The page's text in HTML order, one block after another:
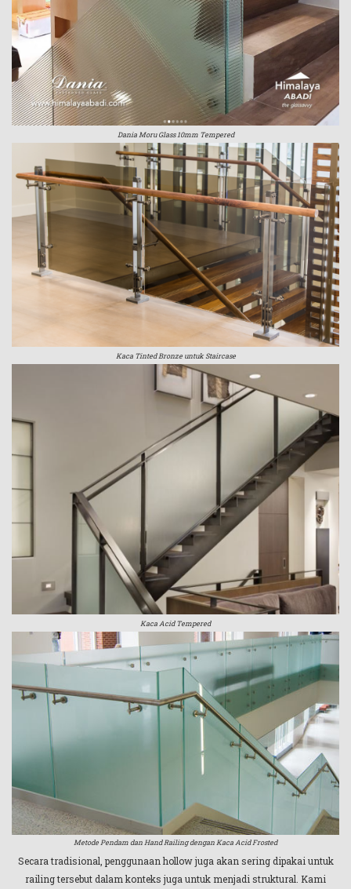
Dania Moru Glass 10mm Tempered
Kaca Tinted Bronze untuk Staircase
Kaca Acid Tempered
Metode Pendam dan Hand Railing dengan Kaca Acid Frosted
Secara tradisional, penggunaan hollow juga akan sering dipakai untuk
railing tersebut dalam konteks juga untuk menjadi struktural. Kami